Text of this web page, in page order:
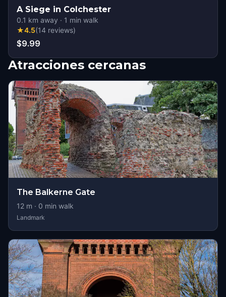
A Siege in Colchester
0.1 km away · 1 min walk
★4.5(14 reviews)
$9.99
Atracciones cercanas
The Balkerne Gate
12 m · 0 min walk
Landmark